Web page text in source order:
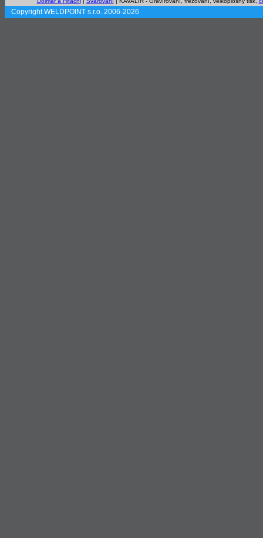
Copyright WELDPOINT s.r.o. 2006-2026